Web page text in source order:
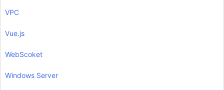
VPC
Vue.js
WebScoket
Windows Server